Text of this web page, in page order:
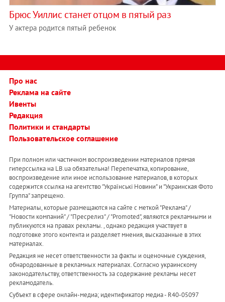
Брюс Уиллис станет отцом в пятый раз
У актера родится пятый ребенок
Про нас
Реклама на сайте
Ивенты
Редакция
Политики и стандарты
Пользовательское соглашение
При полном или частичном воспроизведении материалов прямая
гиперссылка на LB.ua обязательна! Перепечатка, копирование,
воспроизведение или иное использование материалов, в которых
содержится ссылка на агентство "Українськi Новини" и "Украинская Фото
Группа" запрещено.
Материалы, которые размещаются на сайте с меткой "Реклама" /
"Новости компаний" / "Пресрелиз" / "Promoted", являются рекламными и
публикуются на правах рекламы. , однако редакция участвует в
подготовке этого контента и разделяет мнения, высказанные в этих
материалах.
Редакция не несет ответственности за факты и оценочные суждения,
обнародованные в рекламных материалах. Согласно украинскому
законодательству, ответственность за содержание рекламы несет
рекламодатель.
Субъект в сфере онлайн-медиа; идентификатор медиа - R40-05097